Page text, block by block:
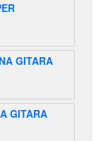
GITARA
GITARA